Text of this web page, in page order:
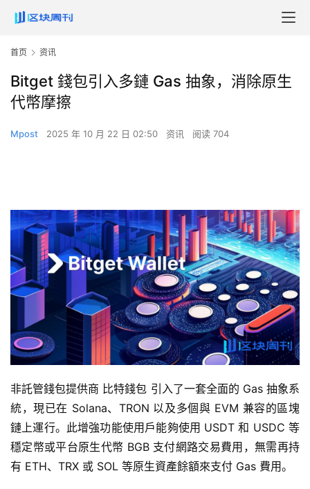
首页 资讯
Bitget 錢包引入多鏈 Gas 抽象，消除原生
代幣摩擦
Mpost 2025 年 10 月 22 日 02:50 资讯 阅读 704
非託管錢包提供商 比特錢包 引入了一套全面的 Gas 抽象系
統，現已在 Solana、TRON 以及多個與 EVM 兼容的區塊
鏈上運行。此增強功能使用戶能夠使用 USDT 和 USDC 等
穩定幣或平台原生代幣 BGB 支付網路交易費用，無需再持
有 ETH、TRX 或 SOL 等原生資產餘額來支付 Gas 費用。